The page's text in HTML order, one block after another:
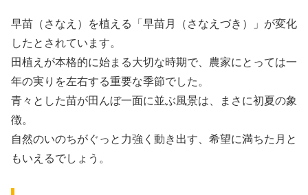
早苗（さなえ）を植える「早苗月（さなえづき）」が変化
したとされています。
田植えが本格的に始まる大切な時期で、農家にとっては一
年の実りを左右する重要な季節でした。
青々とした苗が田んぼ一面に並ぶ風景は、まさに初夏の象
徴。
自然のいのちがぐっと力強く動き出す、希望に満ちた月と
もいえるでしょう。